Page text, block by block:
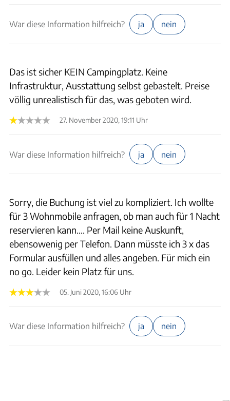
War diese Information hilfreich? ja nein
Das ist sicher KEIN Campingplatz. Keine
Infrastruktur, Ausstattung selbst gebastelt. Preise
völlig unrealistisch für das, was geboten wird.
27. November 2020, 19:11 Uhr
War diese Information hilfreich? ja nein
Sorry, die Buchung ist viel zu kompliziert. Ich wollte
für 3 Wohnmobile anfragen, ob man auch für 1 Nacht
reservieren kann.... Per Mail keine Auskunft,
ebensowenig per Telefon. Dann müsste ich 3 x das
Formular ausfüllen und alles angeben. Für mich ein
no go. Leider kein Platz für uns.
05. Juni 2020, 16:06 Uhr
War diese Information hilfreich? ja nein